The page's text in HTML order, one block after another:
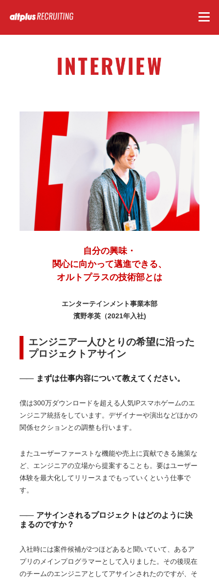
自分の興味・
関心に向かって邁進できる、
オルトプラスの技術部とは
エンターテインメント事業本部
濱野孝英（2021年入社)
エンジニア一人ひとりの希望に沿った
プロジェクトアサイン
まずは仕事内容について教えてください。
僕は300万ダウンロードを超える人気IPスマホゲームのエ
ンジニア統括をしています。デザイナーや演出などほかの
関係セクションとの調整も行います。
またユーザーファーストな機能や売上に貢献できる施策な
ど、エンジニアの立場から提案することも。要はユーザー
体験を最大化してリリースまでもっていくという仕事で
す。
アサインされるプロジェクトはどのように決
まるのですか？
入社時には案件候補が2つほどあると聞いていて、あるア
プリのメインプログラマーとして入りました。その後現在
のチームのエンジニアとしてアサインされたのですが、そ